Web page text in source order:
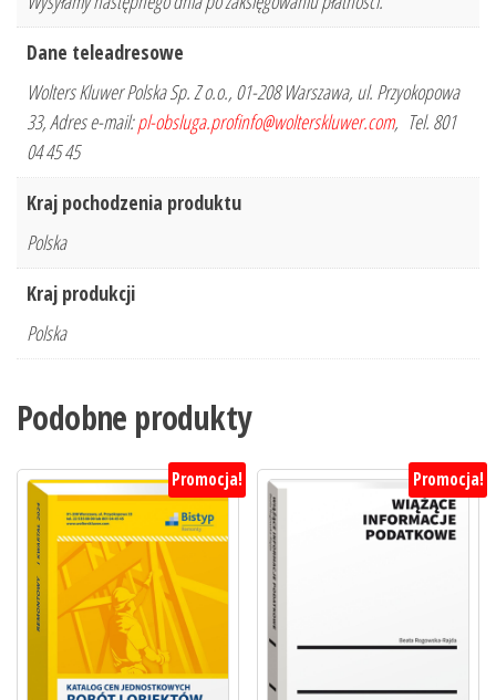
Dane teleadresowe
Wolters Kluwer Polska Sp. Z o.o., 01-208 Warszawa, ul. Przyokopowa
33, Adres e-mail:pl-obsluga.profinfo@wolterskluwer.com, Tel. 801
04 45 45
Kraj pochodzenia produktu
Polska
Kraj produkcji
Polska
Podobne produkty
Promocja! Promocja!